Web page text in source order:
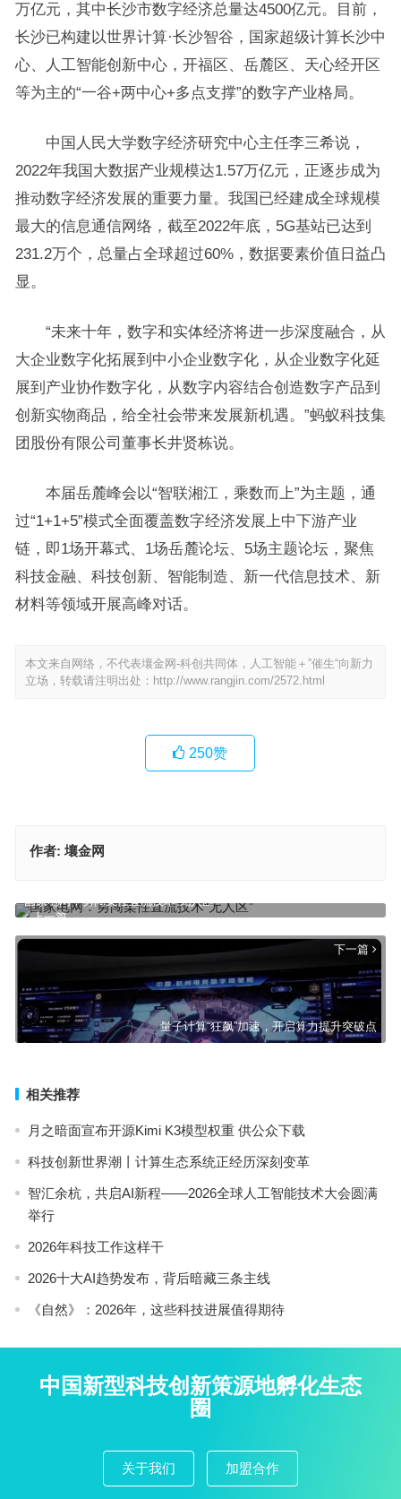
万亿元，其中长沙市数字经济总量达4500亿元。目前，
长沙已构建以世界计算·长沙智谷，国家超级计算长沙中
心、人工智能创新中心，开福区、岳麓区、天心经开区
等为主的“一谷+两中心+多点支撑”的数字产业格局。
中国人民大学数字经济研究中心主任李三希说，
2022年我国大数据产业规模达1.57万亿元，正逐步成为
推动数字经济发展的重要力量。我国已经建成全球规模
最大的信息通信网络，截至2022年底，5G基站已达到
231.2万个，总量占全球超过60%，数据要素价值日益凸
显。
“未来十年，数字和实体经济将进一步深度融合，从
大企业数字化拓展到中小企业数字化，从企业数字化延
展到产业协作数字化，从数字内容结合创造数字产品到
创新实物商品，给全社会带来发展新机遇。”蚂蚁科技集
团股份有限公司董事长井贤栋说。
本届岳麓峰会以“智联湘江，乘数而上”为主题，通
过“1+1+5”模式全面覆盖数字经济发展上中下游产业
链，即1场开幕式、1场岳麓论坛、5场主题论坛，聚焦
科技金融、科技创新、智能制造、新一代信息技术、新
材料等领域开展高峰对话。
本文来自网络，不代表壤金网-科创共同体，人工智能＋”催生“向新力
立场，转载请注明出处： http://www.rangjin.com/2572.html
250赞
作者: 壤金网
上一篇
国家电网：勇闯柔性直流技术“无人区”
下一篇
量子计算“狂飙”加速，开启算力提升突破点
相关推荐
月之暗面宣布开源Kimi K3模型权重 供公众下载
科技创新世界潮丨计算生态系统正经历深刻变革
智汇余杭，共启AI新程——2026全球人工智能技术大会圆满
举行
2026年科技工作这样干
2026十大AI趋势发布，背后暗藏三条主线
《自然》：2026年，这些科技进展值得期待
中国新型科技创新策源地孵化生态
圈
关于我们 加盟合作